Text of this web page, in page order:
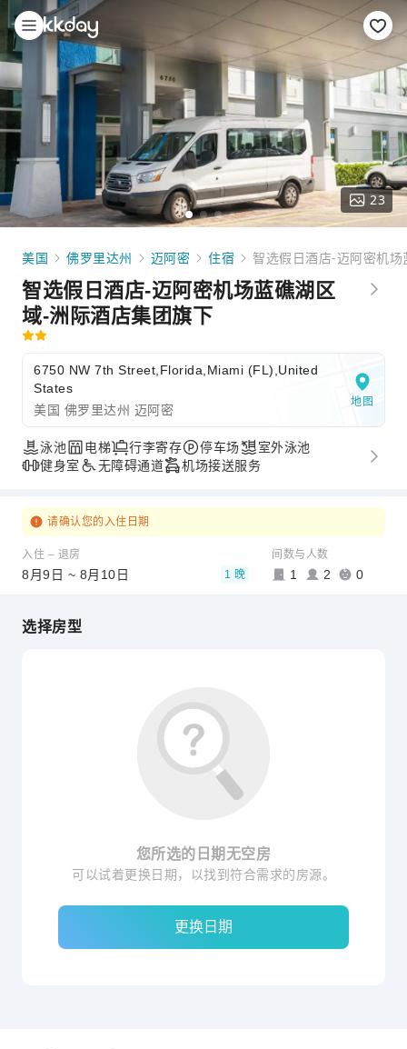
23
美国 佛罗里达州 迈阿密 住宿 智选假日酒店-迈阿密机
智选假日酒店-迈阿密机场蓝礁湖区
域-洲际酒店集团旗下
6750 NW 7th Street,Florida,Miami (FL),United
States
美国 佛罗里达州 迈阿密
地图
泳池 电梯 行李寄存 停车场
室外泳池
健身室
无障碍通道 机场接送服务
请确认您的入住日期
入住 – 退房
8月9日 ~ 8月10日 1 晚
间数与人数
1 2 0
选择房型
您所选的日期无空房
可以试着更换日期，以找到符合需求的房源。
更换日期